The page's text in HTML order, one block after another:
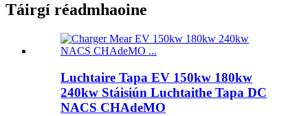
Táirgí réadmhaoine
Luchtaire Tapa EV 150kw 180kw
240kw Stáisiún Luchtaithe Tapa DC
NACS CHAdeMO